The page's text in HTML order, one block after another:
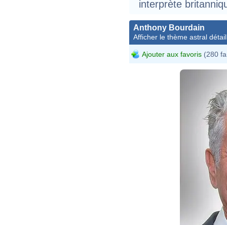
interprète
Anthony Bourdain
Afficher le thème astral
Ajouter aux favoris (280